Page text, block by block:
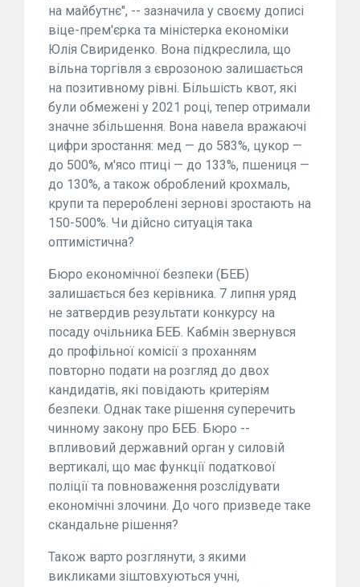
на майбутнє", -- зазначила у своєму дописі
віце-прем'єрка та міністерка економіки
Юлія Свириденко. Вона підкреслила, що
вільна торгівля з єврозоною залишається
на позитивному рівні. Більшість квот, які
були обмежені у 2021 році, тепер отримали
значне збільшення. Вона навела вражаючі
цифри зростання: мед — до 583%, цукор —
до 500%, м'ясо птиці — до 133%, пшениця —
до 130%, а також оброблений крохмаль,
крупи та перероблені зернові зростають на
150-500%. Чи дійсно ситуація така
оптимістична?
Бюро економічної безпеки (БЕБ)
залишається без керівника. 7 липня уряд
не затвердив результати конкурсу на
посаду очільника БЕБ. Кабмін звернувся
до профільної комісії з проханням
повторно подати на розгляд до двох
кандидатів, які повідають критеріям
безпеки. Однак таке рішення суперечить
чинному закону про БЕБ. Бюро --
впливовий державний орган у силовій
вертикалі, що має функції податкової
поліції та повноваження розслідувати
економічні злочини. До чого призведе таке
скандальне рішення?
Також варто розглянути, з якими
викликами зіштовхуються учні,